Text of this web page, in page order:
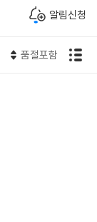
알림신청
품절포함